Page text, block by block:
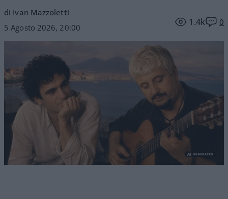
di Ivan Mazzoletti
5 Agosto 2026, 20:00
1.4k 0